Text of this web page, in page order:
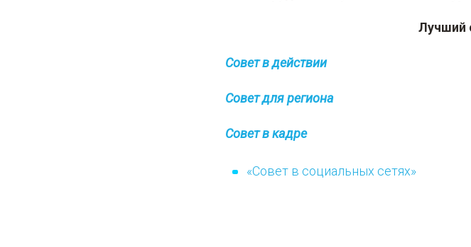
Лучший
Совет в действии
Совет для региона
Совет в кадре
«Совет в социальных сетях»